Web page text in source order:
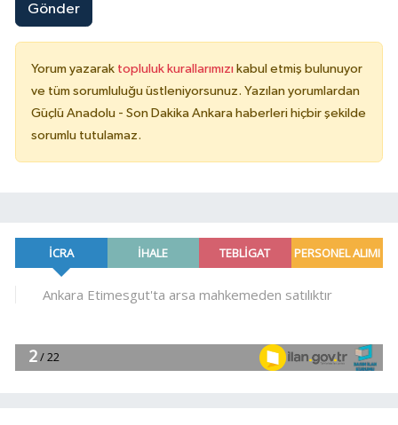
Gönder
Yorum yazarak topluluk kurallarımızı kabul etmiş bulunuyor
ve tüm sorumluluğu üstleniyorsunuz. Yazılan yorumlardan
Güçlü Anadolu - Son Dakika Ankara haberleri hiçbir şekilde
sorumlu tutulamaz.